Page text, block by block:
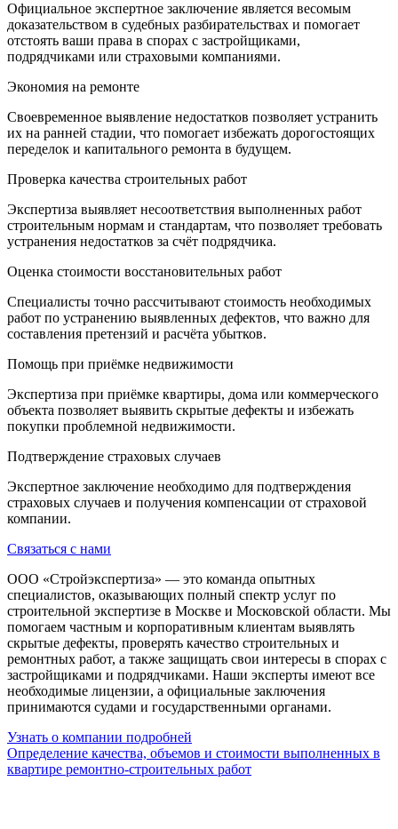
Официальное экспертное заключение является весомым
доказательством в судебных разбирательствах и помогает
отстоять ваши права в спорах с застройщиками,
подрядчиками или страховыми компаниями.
Экономия на ремонте
Своевременное выявление недостатков позволяет устранить
их на ранней стадии, что помогает избежать дорогостоящих
переделок и капитального ремонта в будущем.
Проверка качества строительных работ
Экспертиза выявляет несоответствия выполненных работ
строительным нормам и стандартам, что позволяет требовать
устранения недостатков за счёт подрядчика.
Оценка стоимости восстановительных работ
Специалисты точно рассчитывают стоимость необходимых
работ по устранению выявленных дефектов, что важно для
составления претензий и расчёта убытков.
Помощь при приёмке недвижимости
Экспертиза при приёмке квартиры, дома или коммерческого
объекта позволяет выявить скрытые дефекты и избежать
покупки проблемной недвижимости.
Подтверждение страховых случаев
Экспертное заключение необходимо для подтверждения
страховых случаев и получения компенсации от страховой
компании.
Связаться с нами
ООО «Стройэкспертиза» — это команда опытных
специалистов, оказывающих полный спектр услуг по
строительной экспертизе в Москве и Московской области. Мы
помогаем частным и корпоративным клиентам выявлять
скрытые дефекты, проверять качество строительных и
ремонтных работ, а также защищать свои интересы в спорах с
застройщиками и подрядчиками. Наши эксперты имеют все
необходимые лицензии, а официальные заключения
принимаются судами и государственными органами.
Узнать о компании подробней
Определение качества, объемов и стоимости выполненных в
квартире ремонтно-строительных работ